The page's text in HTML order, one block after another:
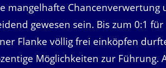
mangelhafte Chancenverwertung
gewesen sein. Bis zum 0:1
Flanke völlig frei einköpfen
Möglichkeiten zur Führung.